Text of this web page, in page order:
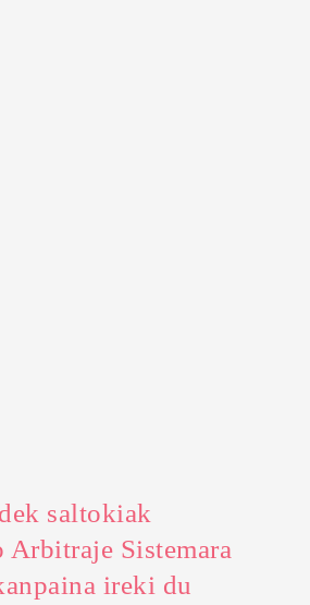
saltokiak
Sistemara
ireki du